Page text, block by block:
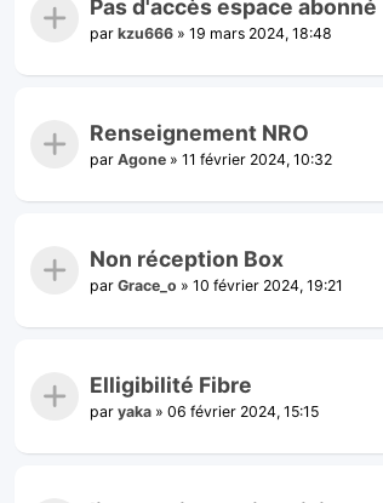
Pas d'accès espace abonné
par kzu666 » 19 mars 2024, 18:48
Renseignement NRO
par Agone » 11 février 2024, 10:32
Non réception Box
par Grace_o » 10 février 2024, 19:21
Elligibilité Fibre
par yaka » 06 février 2024, 15:15